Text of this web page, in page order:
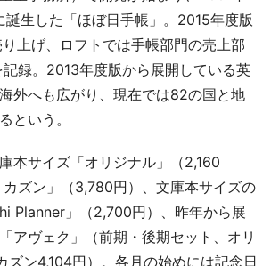
誕生した「ほぼ日手帳」。2015年度版
上げ、ロフトでは手帳部門の売上部
記録。2013年度版から展開している英
外へも広がり、現在では82の国と地
という。
本サイズ「オリジナル」（2,160
ズン」（3,780円）、文庫本サイズの
Planner」（2,700円）、昨年から展
アヴェク」（前期・後期セット、オリ
ズン4,104円）。各月の始めには記念日